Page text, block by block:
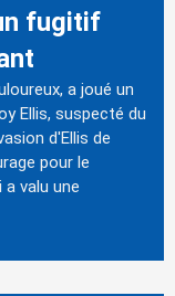
fugitif
a joué un
Ellis, suspecté du
d'Ellis de
pour le
valu une